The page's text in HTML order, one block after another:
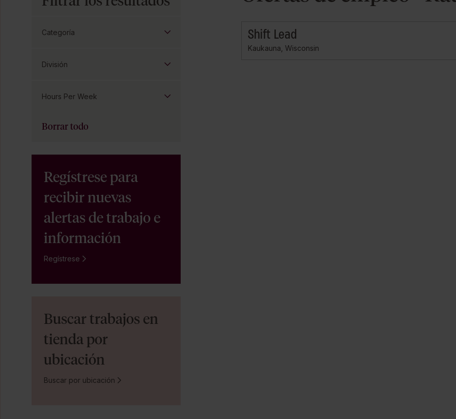
Shift Lead
Kaukauna, Wisconsin
Categoría
División
Hours Per Week
Borrar todo
Regístrese para
recibir nuevas
alertas de trabajo e
información
Regístrese
Buscar trabajos en
tienda por
ubicación
Buscar por ubicación